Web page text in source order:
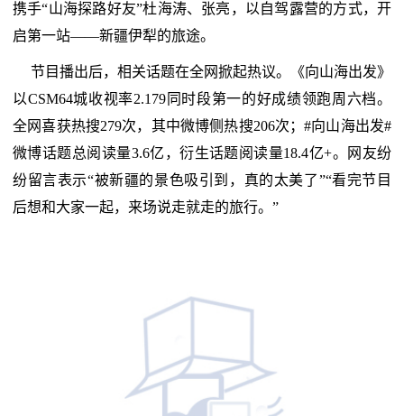
携手“山海探路好友”杜海涛、张亮，以自驾露营的方式，开
启第一站——新疆伊犁的旅途。
节目播出后，相关话题在全网掀起热议。《向山海出发》
以CSM64城收视率2.179同时段第一的好成绩领跑周六档。
全网喜获热搜279次，其中微博侧热搜206次；#向山海出发#
微博话题总阅读量3.6亿，衍生话题阅读量18.4亿+。网友纷
纷留言表示“被新疆的景色吸引到，真的太美了”“看完节目
后想和大家一起，来场说走就走的旅行。”